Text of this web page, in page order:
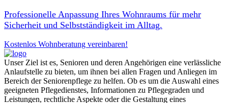
Professionelle Anpassung Ihres Wohnraums für mehr
Sicherheit und Selbstständigkeit im Alltag.
Kostenlos Wohnberatung vereinbaren!
Unser Ziel ist es, Senioren und deren Angehörigen eine verlässliche
Anlaufstelle zu bieten, um ihnen bei allen Fragen und Anliegen im
Bereich der Seniorenpflege zu helfen. Ob es um die Auswahl eines
geeigneten Pflegedienstes, Informationen zu Pflegegraden und
Leistungen, rechtliche Aspekte oder die Gestaltung eines